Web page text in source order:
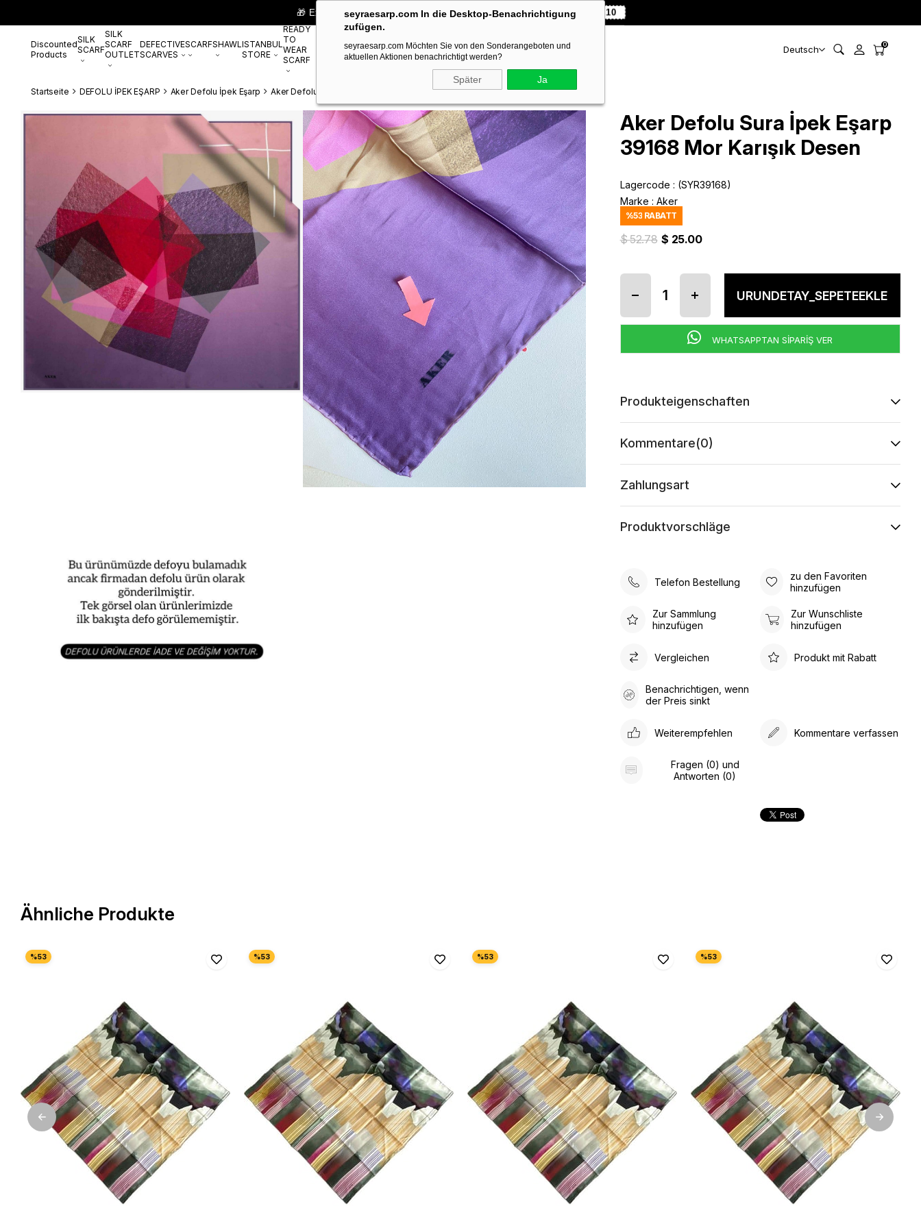
seyraesarp.com In die Desktop-Benachrichtigung
zufügen.
seyraesarp.com Möchten Sie von den Sonderangeboten und
aktuellen Aktionen benachrichtigt werden?
Später Ja
🎁 Exklusiv **10% RABATT** auf Ihre erste Bestellung! CODE:SEYRA10
Discounted
Products
SILK
SCARF
SILK
SCARF
OUTLET
DEFECTIVE
SCARVES
SCARFSHAWLISTANBUL
STORE
READY
TO
WEAR
SCARF
ACCESSORYBRANDS Deutsch 0
Startseite DEFOLU İPEK EŞARP Aker Defolu İpek Eşarp Aker Defolu Sura İpek Eşarp 39168 Mor Karışık Desen
Aker Defolu Sura İpek Eşarp
39168 Mor Karışık Desen
Lagercode
(SYR39168)
Marke : Aker
%53 RABATT
$ 52.78 $ 25.00
WHATSAPPTAN SİPARİŞ VER
Produkteigenschaften
Kommentare(0)
Zahlungsart
Produktvorschläge
Telefon Bestellung
zu den Favoriten
hinzufügen
Zur Sammlung
hinzufügen
Zur Wunschliste
hinzufügen
Vergleichen Produkt mit Rabatt
Benachrichtigen, wenn
der Preis sinkt
Weiterempfehlen Kommentare verfassen
Fragen (0) und
Antworten (0)
Ähnliche Produkte